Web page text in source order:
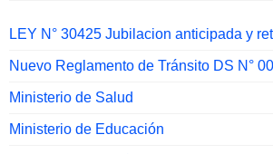
LEY N° 30425 Jubilacion anticipada y
Nuevo Reglamento de Tránsito DS N°
Ministerio de Salud
Ministerio de Educación